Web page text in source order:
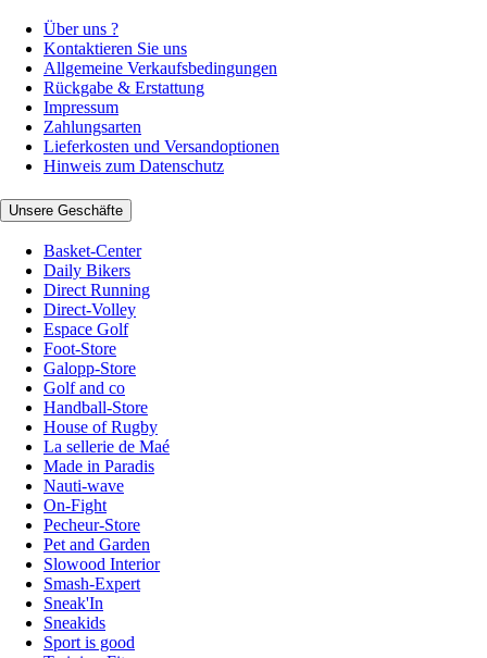
Über uns ?
Kontaktieren Sie uns
Allgemeine Verkaufsbedingungen
Rückgabe & Erstattung
Impressum
Zahlungsarten
Lieferkosten und Versandoptionen
Hinweis zum Datenschutz
Unsere Geschäfte
Basket-Center
Daily Bikers
Direct Running
Direct-Volley
Espace Golf
Foot-Store
Galopp-Store
Golf and co
Handball-Store
House of Rugby
La sellerie de Maé
Made in Paradis
Nauti-wave
On-Fight
Pecheur-Store
Pet and Garden
Slowood Interior
Smash-Expert
Sneak'In
Sneakids
Sport is good